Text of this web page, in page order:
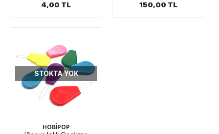
4,00 TL 150,00 TL
STOKTA YOK
HOBİPOP